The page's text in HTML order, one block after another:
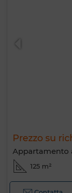
Prezzo su
Appartamento
125 m²